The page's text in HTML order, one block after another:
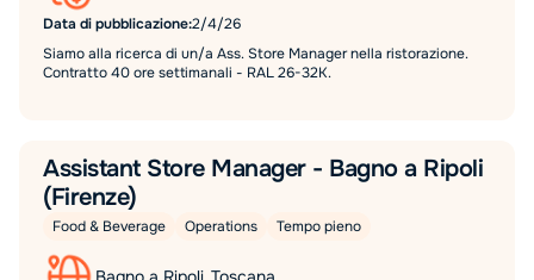
Data di pubblicazione:2/4/26
Siamo alla ricerca di un/a Ass. Store Manager nella ristorazione.
Contratto 40 ore settimanali - RAL 26-32K.
Assistant Store Manager - Bagno a Ripoli
(Firenze)
Food & Beverage Operations Tempo pieno